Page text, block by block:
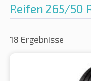
Reifen 265/50
18 Ergebnisse